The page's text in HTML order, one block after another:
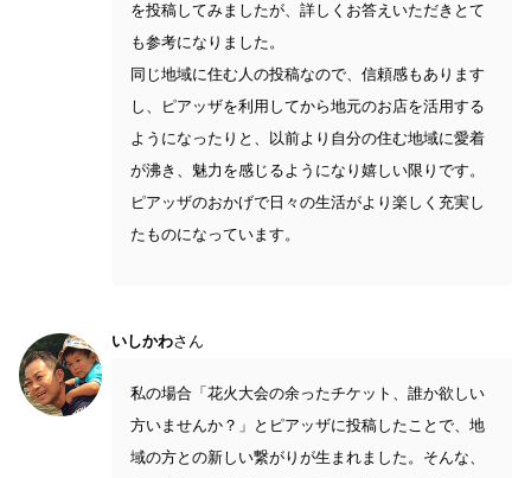
を投稿してみましたが、詳しくお答えいただきとて
も参考になりました。
同じ地域に住む人の投稿なので、信頼感もあります
し、ピアッザを利用してから地元のお店を活用する
ようになったりと、以前より自分の住む地域に愛着
が沸き、魅力を感じるようになり嬉しい限りです。
ピアッザのおかげで日々の生活がより楽しく充実し
たものになっています。
いしかわさん
私の場合「花火大会の余ったチケット、誰か欲しい
方いませんか？」とピアッザに投稿したことで、地
域の方との新しい繋がりが生まれました。そんな、